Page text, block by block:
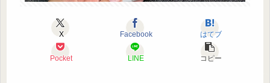
X Facebook はてブ
Pocket LINE コピー